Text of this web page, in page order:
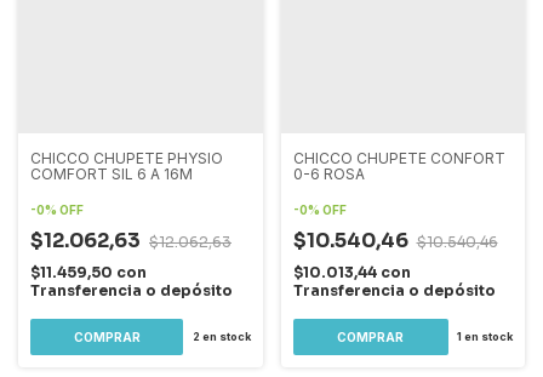
CHICCO CHUPETE PHYSIO
COMFORT SIL 6 A 16M
-0% OFF
$12.062,63 $12.062,63
$11.459,50 con
Transferencia o depósito
2 en stock
CHICCO CHUPETE CONFORT
0-6 ROSA
-0% OFF
$10.540,46 $10.540,46
$10.013,44 con
Transferencia o depósito
1 en stock